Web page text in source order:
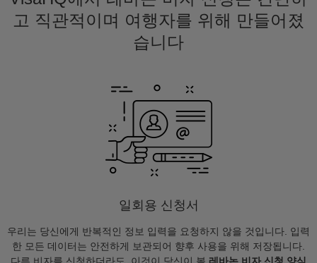
고 직관적이며 여행자를 위해 만들어졌
습니다
일회용 신청서
우리는 당신에게 반복적인 정보 입력을 요청하지 않을 것입니다. 입력
한 모든 데이터는 안전하게 보관되어 향후 사용을 위해 저장됩니다.